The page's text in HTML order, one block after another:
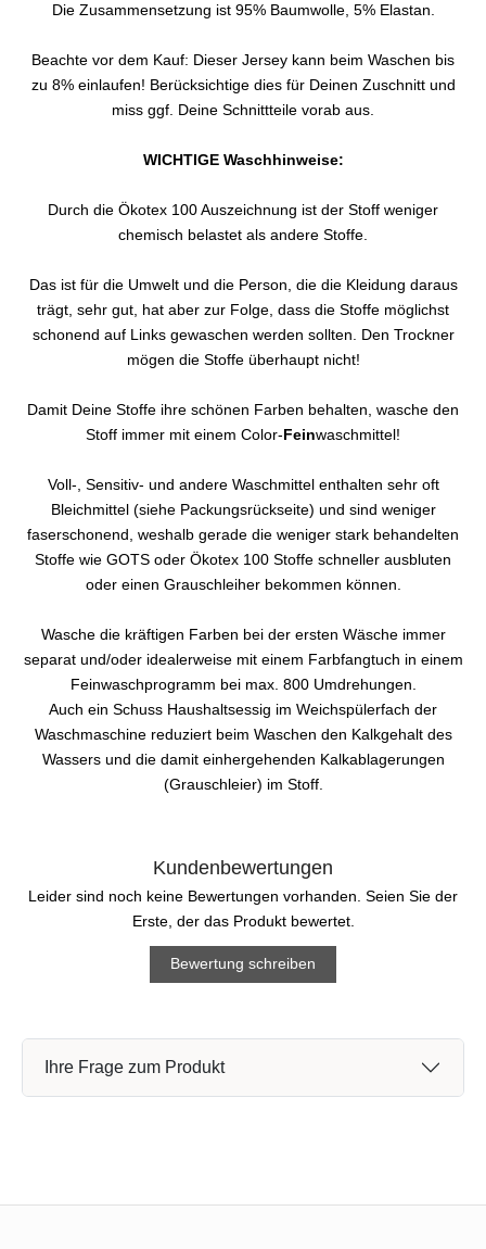
Die Zusammensetzung ist 95% Baumwolle, 5% Elastan.
Beachte vor dem Kauf: Dieser Jersey kann beim Waschen bis
zu 8% einlaufen! Berücksichtige dies für Deinen Zuschnitt und
miss ggf. Deine Schnittteile vorab aus.
WICHTIGE Waschhinweise:
Durch die Ökotex 100 Auszeichnung ist der Stoff weniger
chemisch belastet als andere Stoffe.
Das ist für die Umwelt und die Person, die die Kleidung daraus
trägt, sehr gut, hat aber zur Folge, dass die Stoffe möglichst
schonend auf Links gewaschen werden sollten. Den Trockner
mögen die Stoffe überhaupt nicht!
Damit Deine Stoffe ihre schönen Farben behalten, wasche den
Stoff immer mit einem Color-Feinwaschmittel!
Voll-, Sensitiv- und andere Waschmittel enthalten sehr oft
Bleichmittel (siehe Packungsrückseite) und sind weniger
faserschonend, weshalb gerade die weniger stark behandelten
Stoffe wie GOTS oder Ökotex 100 Stoffe schneller ausbluten
oder einen Grauschleiher bekommen können.
Wasche die kräftigen Farben bei der ersten Wäsche immer
separat und/oder idealerweise mit einem Farbfangtuch in einem
Feinwaschprogramm bei max. 800 Umdrehungen.
Auch ein Schuss Haushaltsessig im Weichspülerfach der
Waschmaschine reduziert beim Waschen den Kalkgehalt des
Wassers und die damit einhergehenden Kalkablagerungen
(Grauschleier) im Stoff.
Kundenbewertungen
Leider sind noch keine Bewertungen vorhanden. Seien Sie der
Erste, der das Produkt bewertet.
Bewertung schreiben
Ihre Frage zum Produkt